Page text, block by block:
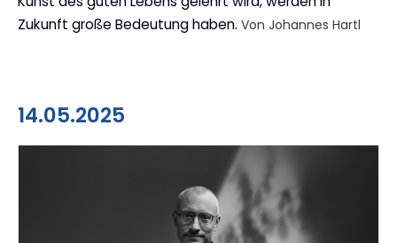
Zukunft große Bedeutung haben. Von Johannes Hartl
14.05.2025